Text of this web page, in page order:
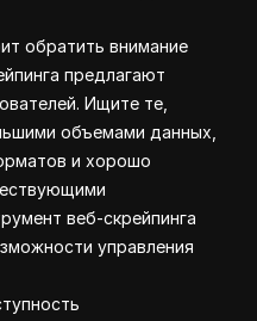
обратить внимание
предлагают
Ищите те,
объемами данных,
и хорошо
веб-скрейпинга
управления